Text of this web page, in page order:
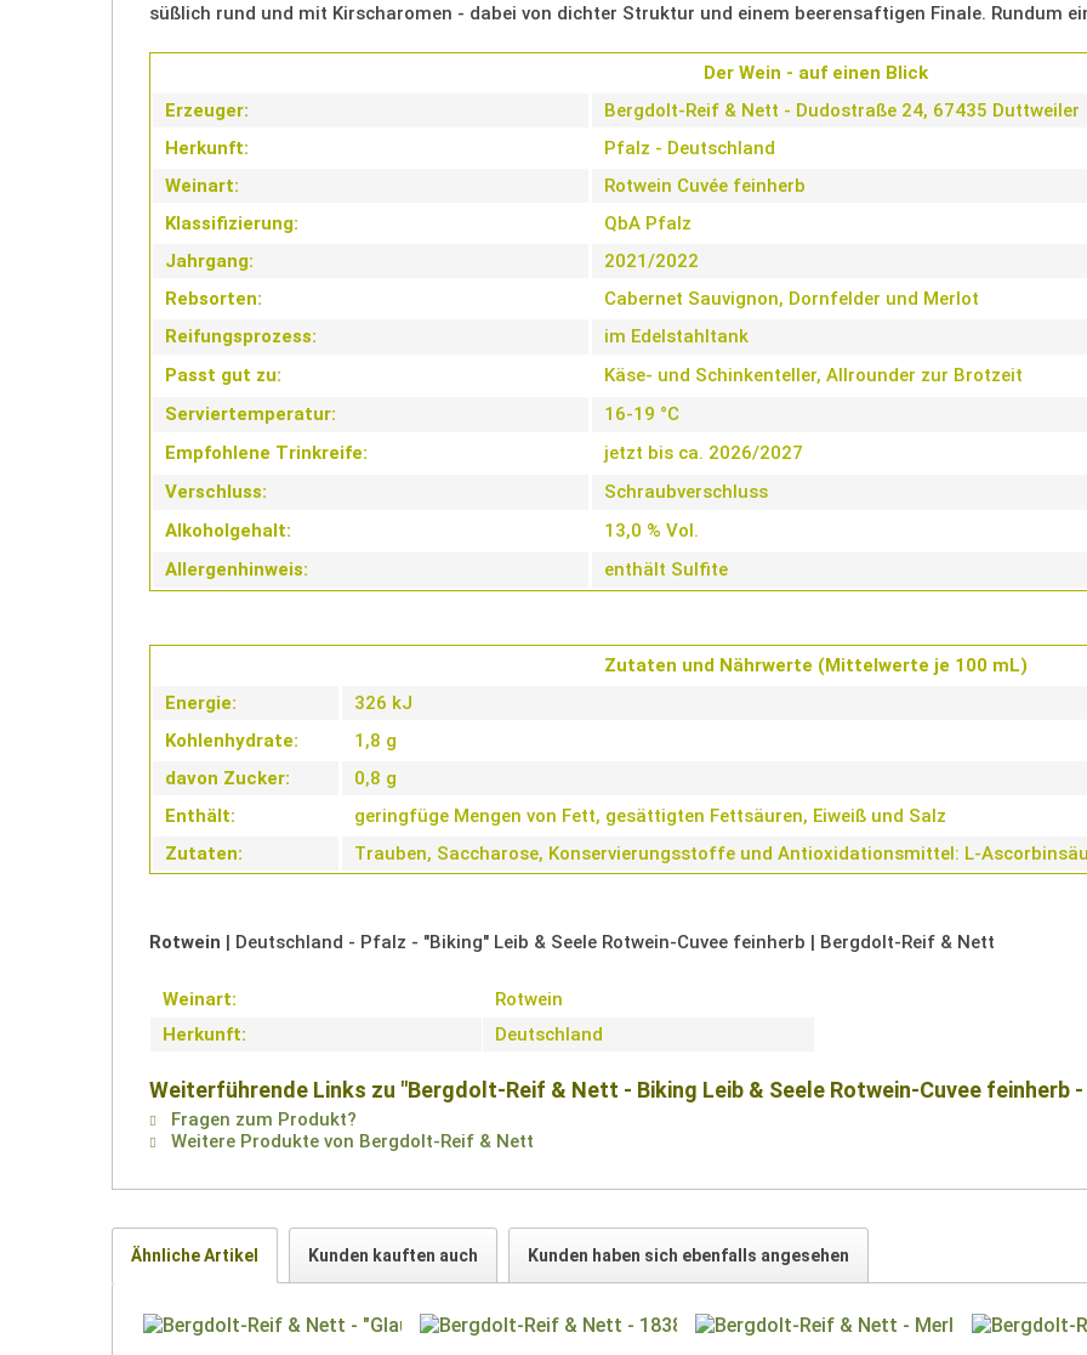
süßlich rund und mit Kirscharomen - dabei von dichter Struktur und einem beerensaftigen Finale. Rundum
Der Wein - auf einen Blick
Erzeuger:
Bergdolt-Reif & Nett - Dudostraße 24, 67435 Duttweiler
Herkunft:
Pfalz - Deutschland
Weinart:
Rotwein Cuvée feinherb
Klassifizierung:
QbA Pfalz
Jahrgang:
2021/2022
Rebsorten:
Cabernet Sauvignon, Dornfelder und Merlot
Reifungsprozess:
im Edelstahltank
Passt gut zu:
Käse- und Schinkenteller, Allrounder zur Brotzeit
Serviertemperatur:
16-19 °C
Empfohlene Trinkreife:
jetzt bis ca. 2026/2027
Verschluss:
Schraubverschluss
Alkoholgehalt:
13,0 % Vol.
Allergenhinweis:
enthält Sulfite
Zutaten und Nährwerte (Mittelwerte je 100 mL)
Energie:
326 kJ
Kohlenhydrate:
1,8 g
davon Zucker:
0,8 g
Enthält:
geringfüge Mengen von Fett, gesättigten Fettsäuren, Eiweiß und Salz
Zutaten:
Trauben, Saccharose, Konservierungsstoffe und Antioxidationsmittel: L-
Rotwein | Deutschland - Pfalz - "Biking" Leib & Seele Rotwein-Cuvee feinherb | Bergdolt-Reif & Nett
Weinart:
Rotwein
Herkunft:
Deutschland
Weiterführende Links zu "Bergdolt-Reif & Nett - Biking Leib & Seele Rotwein-Cuvee feinherb
Fragen zum Produkt?
Weitere Produkte von Bergdolt-Reif & Nett
Ähnliche Artikel Kunden kauften auch Kunden haben sich ebenfalls angesehen